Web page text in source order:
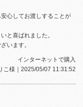
心してお渡しすることが
と喜ばれました。
います。
インターネットで購入
こ様 ｜2025/05/07 11:31:52